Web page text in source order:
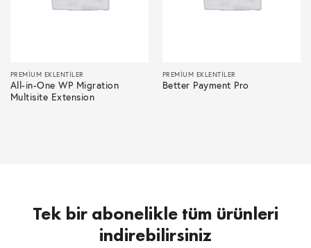
PREMIUM EKLENTILER
All-in-One WP Migration
Multisite Extension
PREMIUM EKLENTILER
Better Payment Pro
Tek bir abonelikle tüm ürünleri
indirebilirsiniz